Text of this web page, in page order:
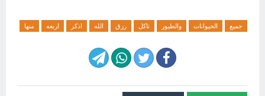
جميع الحيوانات والطيور تاكل رزق الله اذكر اربعه منها